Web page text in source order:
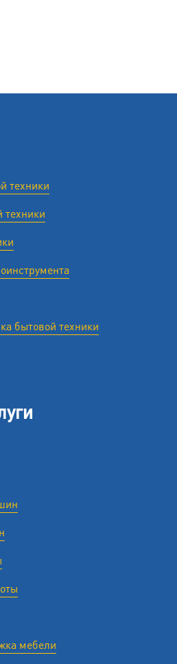
техники
техники
бытовой техники
мебели